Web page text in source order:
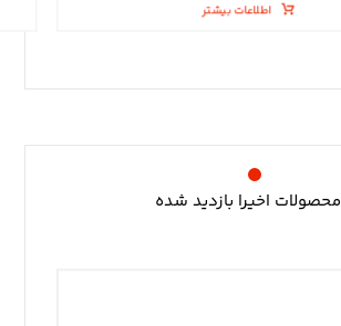
اطلاعات بیشتر
محصولات اخیرا بازدید شده